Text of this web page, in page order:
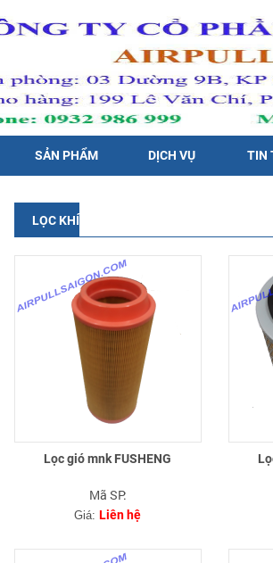
SẢN PHẨM DỊCH VỤ TIN
LỌC KHÍ
Lọc gió mnk FUSHENG
Mã SP:
Giá: Liên hệ